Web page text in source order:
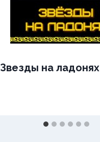
Звезды на ладонях